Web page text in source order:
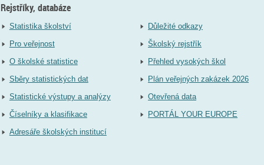
Rejstříky, databáze
Statistika školství
Pro veřejnost
O školské statistice
Sběry statistických dat
Statistické výstupy a analýzy
Číselníky a klasifikace
Adresáře školských institucí
Důležité odkazy
Školský rejstřík
Přehled vysokých škol
Plán veřejných zakázek 2026
Otevřená data
PORTÁL YOUR EUROPE